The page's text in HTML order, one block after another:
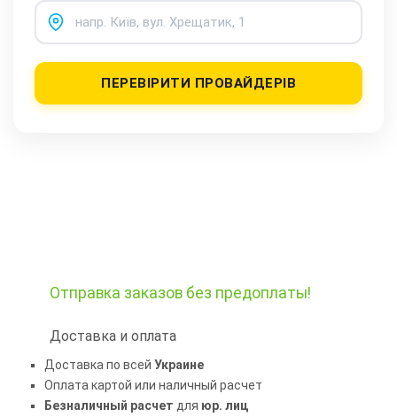
ПЕРЕВІРИТИ ПРОВАЙДЕРІВ
Отправка заказов без предоплаты!
Доставка и оплата
Доставка по всей Украине
Оплата картой или наличный расчет
Безналичный расчет для юр. лиц